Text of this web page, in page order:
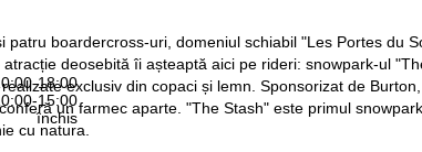
18:00
15:00
închis
patru boardercross-uri, domeniul schiabil "Les Portes du
deosebită îi așteaptă aici pe rideri: snowpark-ul
exclusiv din copaci și lemn. Sponsorizat de
un farmec aparte. "The Stash" este primul
cu natura.